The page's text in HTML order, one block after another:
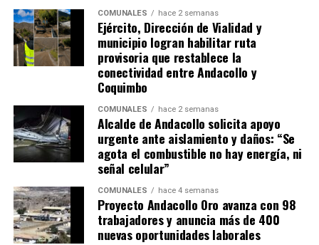
COMUNALES hace 2 semanas
Ejército, Dirección de Vialidad y
municipio logran habilitar ruta
provisoria que restablece la
conectividad entre Andacollo y
Coquimbo
COMUNALES hace 2 semanas
Alcalde de Andacollo solicita apoyo
urgente ante aislamiento y daños: “Se
agota el combustible no hay energía, ni
señal celular”
COMUNALES hace 4 semanas
Proyecto Andacollo Oro avanza con 98
trabajadores y anuncia más de 400
nuevas oportunidades laborales